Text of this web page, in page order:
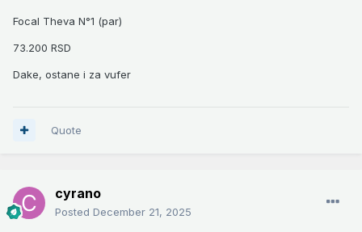
Focal Theva N°1 (par)
73.200 RSD
Dake, ostane i za vufer
Quote
cyrano
Posted December 21, 2025